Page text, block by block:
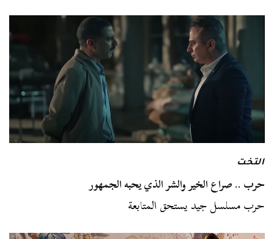
التخت
حرب .. صراع الخير والشر الذي يحبه الجمهور
حرب مسلسل جيد يستحق المتابعة